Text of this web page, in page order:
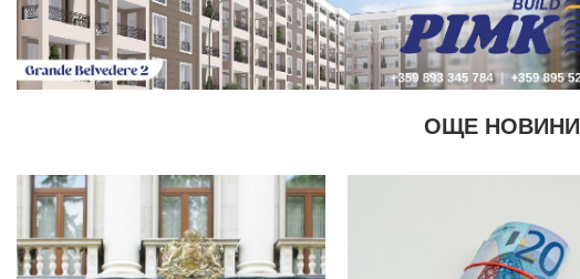
ОЩЕ НОВИНИ